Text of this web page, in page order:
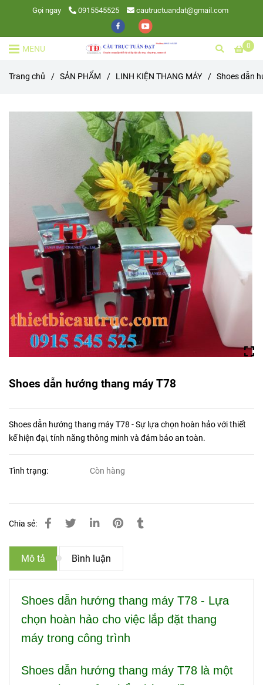
Gọi ngay 0915545525 cautructuandat@gmail.com
0
MENU
Trang chủ / SẢN PHẨM / LINH KIỆN THANG MÁY / Shoes dẫn
Shoes dẫn hướng thang máy T78
Shoes dẫn hướng thang máy T78 - Sự lựa chọn hoàn hảo với thiết
kế hiện đại, tính năng thông minh và đảm bảo an toàn.
Tình trạng: Còn hàng
Chia sẻ:
Mô tả Bình luận
Shoes dẫn hướng thang máy T78 - Lựa
chọn hoàn hảo cho việc lắp đặt thang
máy trong công trình
Shoes dẫn hướng thang máy T78 là một